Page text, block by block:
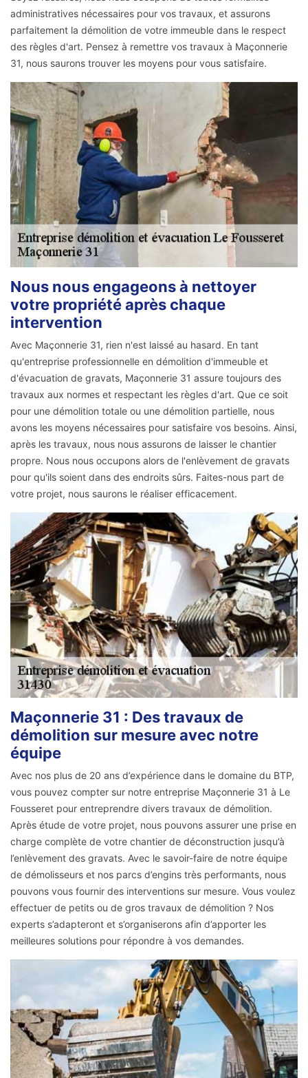
administratives nécessaires pour vos travaux, et assurons
parfaitement la démolition de votre immeuble dans le respect
des règles d'art. Pensez à remettre vos travaux à Maçonnerie
31, nous saurons trouver les moyens pour vous satisfaire.
Nous nous engageons à nettoyer
votre propriété après chaque
intervention
Avec Maçonnerie 31, rien n'est laissé au hasard. En tant
qu'entreprise professionnelle en démolition d'immeuble et
d'évacuation de gravats, Maçonnerie 31 assure toujours des
travaux aux normes et respectant les règles d'art. Que ce soit
pour une démolition totale ou une démolition partielle, nous
avons les moyens nécessaires pour satisfaire vos besoins. Ainsi,
après les travaux, nous nous assurons de laisser le chantier
propre. Nous nous occupons alors de l'enlèvement de gravats
pour qu'ils soient dans des endroits sûrs. Faites-nous part de
votre projet, nous saurons le réaliser efficacement.
Maçonnerie 31 : Des travaux de
démolition sur mesure avec notre
équipe
Avec nos plus de 20 ans d’expérience dans le domaine du BTP,
vous pouvez compter sur notre entreprise Maçonnerie 31 à Le
Fousseret pour entreprendre divers travaux de démolition.
Après étude de votre projet, nous pouvons assurer une prise en
charge complète de votre chantier de déconstruction jusqu’à
l’enlèvement des gravats. Avec le savoir-faire de notre équipe
de démolisseurs et nos parcs d’engins très performants, nous
pouvons vous fournir des interventions sur mesure. Vous voulez
effectuer de petits ou de gros travaux de démolition ? Nos
experts s’adapteront et s’organiserons afin d’apporter les
meilleures solutions pour répondre à vos demandes.